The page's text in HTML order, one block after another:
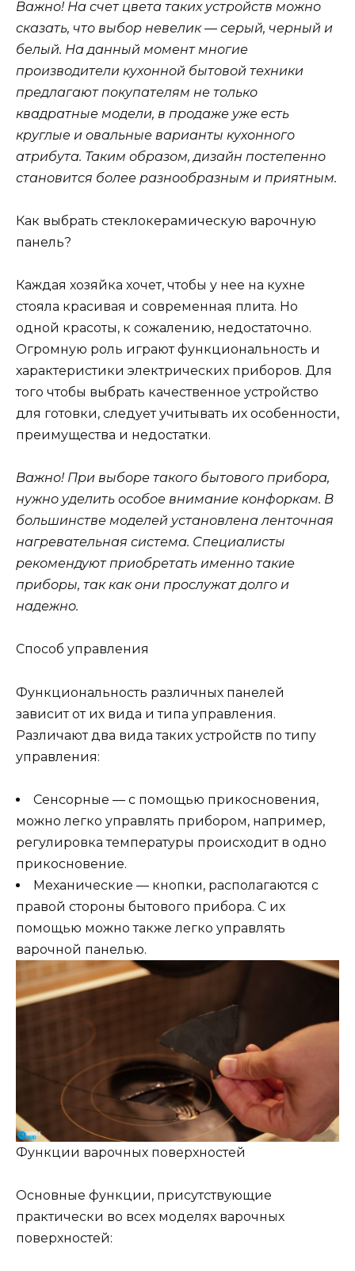
Важно! На счет цвета таких устройств можно
сказать, что выбор невелик — серый, черный и
белый. На данный момент многие
производители кухонной бытовой техники
предлагают покупателям не только
квадратные модели, в продаже уже есть
круглые и овальные варианты кухонного
атрибута. Таким образом, дизайн постепенно
становится более разнообразным и приятным.
Как выбрать стеклокерамическую варочную
панель?
Каждая хозяйка хочет, чтобы у нее на кухне
стояла красивая и современная плита. Но
одной красоты, к сожалению, недостаточно.
Огромную роль играют функциональность и
характеристики электрических приборов. Для
того чтобы выбрать качественное устройство
для готовки, следует учитывать их особенности,
преимущества и недостатки.
Важно! При выборе такого бытового прибора,
нужно уделить особое внимание конфоркам. В
большинстве моделей установлена ленточная
нагревательная система. Специалисты
рекомендуют приобретать именно такие
приборы, так как они прослужат долго и
надежно.
Способ управления
Функциональность различных панелей
зависит от их вида и типа управления.
Различают два вида таких устройств по типу
управления:
Сенсорные — с помощью прикосновения,
можно легко управлять прибором, например,
регулировка температуры происходит в одно
прикосновение.
Механические — кнопки, располагаются с
правой стороны бытового прибора. С их
помощью можно также легко управлять
варочной панелью.
Функции варочных поверхностей
Основные функции, присутствующие
практически во всех моделях варочных
поверхностей: